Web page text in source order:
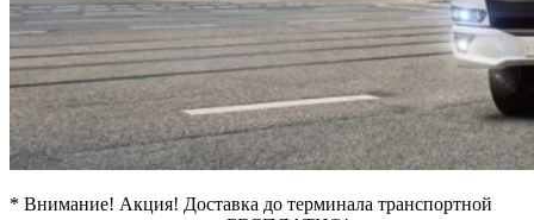
* Внимание! Акция! Доставка до терминала транспортной